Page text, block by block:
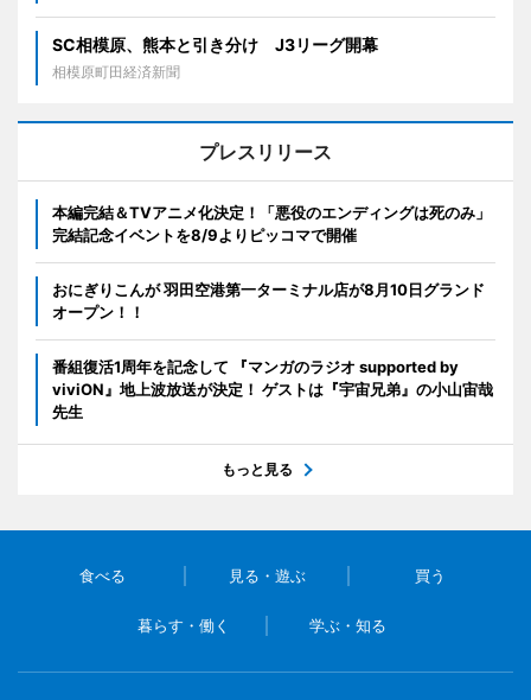
SC相模原、熊本と引き分け J3リーグ開幕
相模原町田経済新聞
プレスリリース
本編完結＆TVアニメ化決定！「悪役のエンディングは死のみ」
完結記念イベントを8/9よりピッコマで開催
おにぎりこんが 羽田空港第一ターミナル店が8月10日グランド
オープン！！
番組復活1周年を記念して 『マンガのラジオ supported by
viviON』地上波放送が決定！ ゲストは『宇宙兄弟』の小山宙哉
先生
もっと見る
食べる 見る・遊ぶ 買う
暮らす・働く 学ぶ・知る